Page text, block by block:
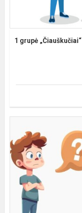
1 grupė „Čiauškučiai“